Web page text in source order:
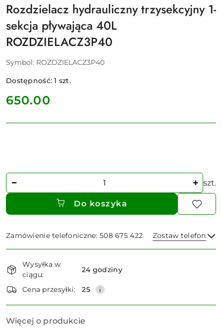
Rozdzielacz hydrauliczny trzysekcyjny 1-
sekcja pływająca 40L
ROZDZIELACZ3P40
Symbol: ROZDZIELACZ3P40
Dostępność:1 szt.
cena:
650.00
Ilość szt.
Do koszyka
Zamówienie telefoniczne: 508 675 422 Zostaw telefon
i
dostawa
Wysyłka w
ciągu:
24 godziny
Cena przesyłki: 25
Więcej o produkcie